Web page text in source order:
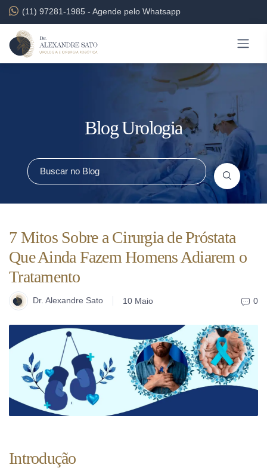
(11) 97281-1985 - Agende pelo Whatsapp
Blog Urologia
7 Mitos Sobre a Cirurgia de Próstata
Que Ainda Fazem Homens Adiarem o
Tratamento
Dr. Alexandre Sato 10 Maio 0
Introdução